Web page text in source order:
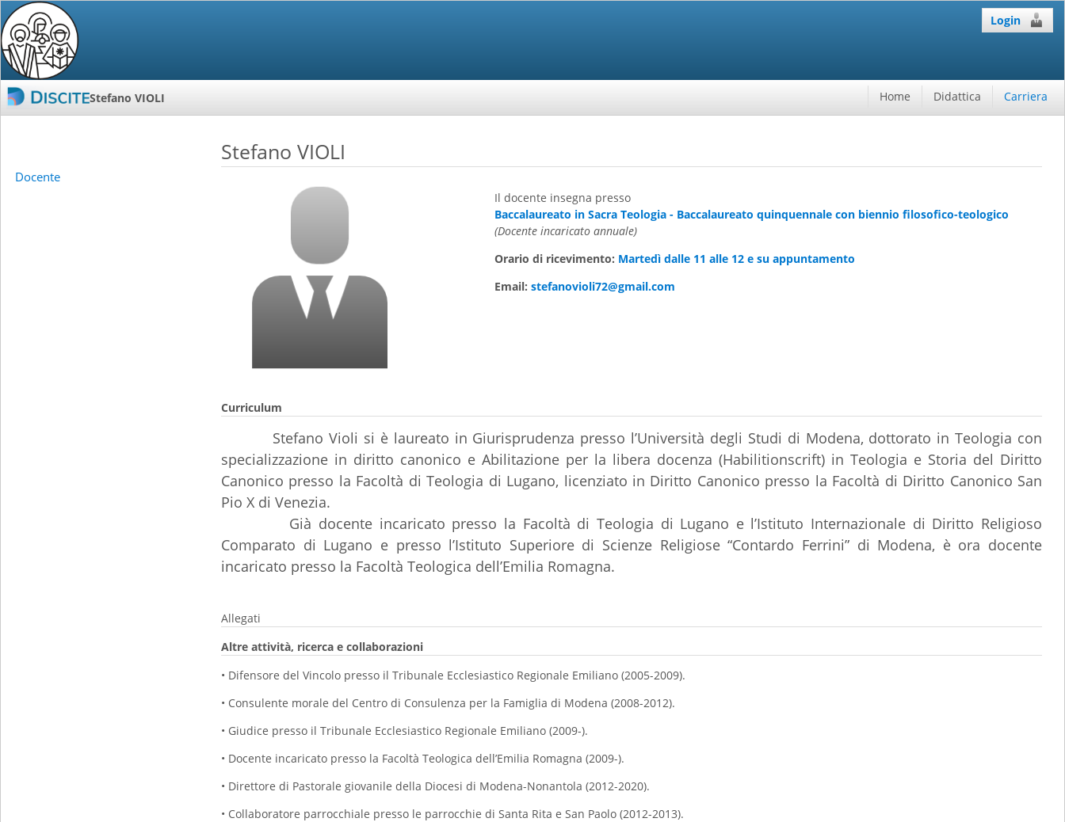
Login
Stefano VIOLI Home Didattica Carriera
Docente
Stefano VIOLI
Il docente insegna presso
Baccalaureato in Sacra Teologia - Baccalaureato quinquennale con biennio filosofico-teologico
(Docente incaricato annuale)
Orario di ricevimento: Martedì dalle 11 alle 12 e su appuntamento
Email:stefanovioli72@gmail.com
Curriculum
Stefano Violi si è laureato in Giurisprudenza presso l’Università degli Studi di Modena, dottorato in Teologia con
specializzazione in diritto canonico e Abilitazione per la libera docenza (Habilitionscrift) in Teologia e Storia del Diritto
Canonico presso la Facoltà di Teologia di Lugano, licenziato in Diritto Canonico presso la Facoltà di Diritto Canonico San
Pio X di Venezia.
Già docente incaricato presso la Facoltà di Teologia di Lugano e l’Istituto Internazionale di Diritto Religioso
Comparato di Lugano e presso l’Istituto Superiore di Scienze Religiose “Contardo Ferrini” di Modena, è ora docente
incaricato presso la Facoltà Teologica dell’Emilia Romagna.
Allegati
Altre attività, ricerca e collaborazioni
• Difensore del Vincolo presso il Tribunale Ecclesiastico Regionale Emiliano (2005-2009).
• Consulente morale del Centro di Consulenza per la Famiglia di Modena (2008-2012).
• Giudice presso il Tribunale Ecclesiastico Regionale Emiliano (2009-).
• Docente incaricato presso la Facoltà Teologica dell’Emilia Romagna (2009-).
• Direttore di Pastorale giovanile della Diocesi di Modena-Nonantola (2012-2020).
• Collaboratore parrocchiale presso le parrocchie di Santa Rita e San Paolo (2012-2013).